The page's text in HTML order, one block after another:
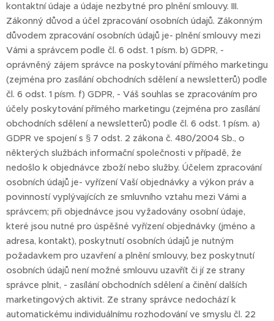
kontaktní údaje a údaje nezbytné pro plnění smlouvy. III.
Zákonný důvod a účel zpracování osobních údajů. Zákonným
důvodem zpracování osobních údajů je- plnění smlouvy mezi
Vámi a správcem podle čl. 6 odst. 1 písm. b) GDPR, -
oprávněný zájem správce na poskytování přímého marketingu
(zejména pro zasílání obchodních sdělení a newsletterů) podle
čl. 6 odst. 1 písm. f) GDPR, - Váš souhlas se zpracováním pro
účely poskytování přímého marketingu (zejména pro zasílání
obchodních sdělení a newsletterů) podle čl. 6 odst. 1 písm. a)
GDPR ve spojení s § 7 odst. 2 zákona č. 480/2004 Sb., o
některých službách informační společnosti v případě, že
nedošlo k objednávce zboží nebo služby. Účelem zpracování
osobních údajů je- vyřízení Vaší objednávky a výkon práv a
povinností vyplývajících ze smluvního vztahu mezi Vámi a
správcem; při objednávce jsou vyžadovány osobní údaje,
které jsou nutné pro úspěšné vyřízení objednávky (jméno a
adresa, kontakt), poskytnutí osobních údajů je nutným
požadavkem pro uzavření a plnění smlouvy, bez poskytnutí
osobních údajů není možné smlouvu uzavřít či jí ze strany
správce plnit, - zasílání obchodních sdělení a činění dalších
marketingových aktivit. Ze strany správce nedochází k
automatickému individuálnímu rozhodování ve smyslu čl. 22